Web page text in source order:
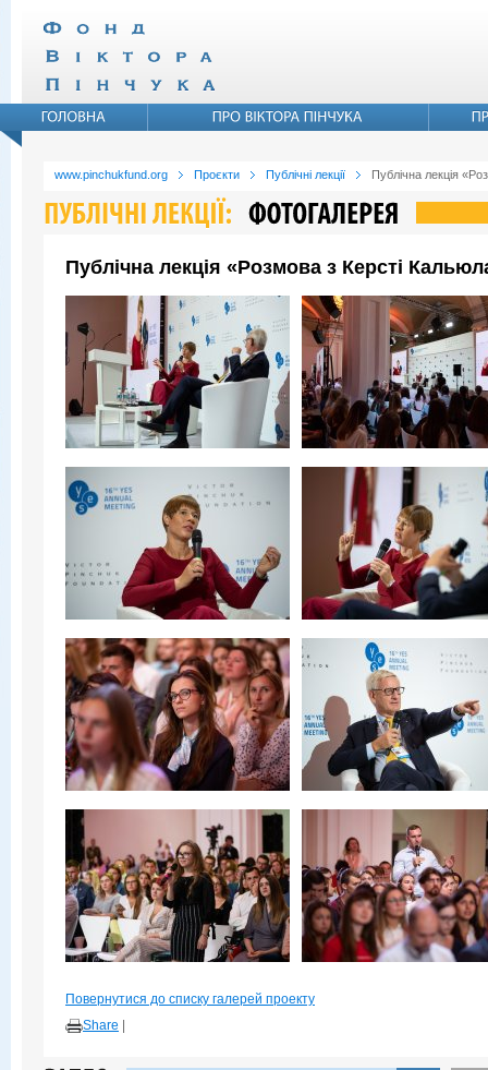
www.pinchukfund.org Проєкти Публічні лекції Публічна лекція
Публічна лекція «Розмова з Керсті
Повернутися до списку галерей проекту
Share